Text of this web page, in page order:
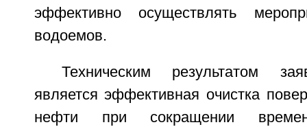
эффективно осуществлять
водоемов.
Техническим результатом
является эффективная очистка
нефти при сокращении